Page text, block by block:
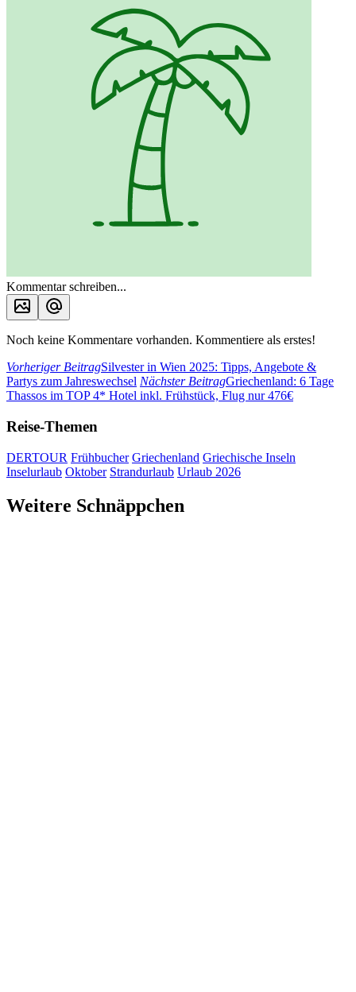
Kommentar schreiben...
Noch keine Kommentare vorhanden. Kommentiere als erstes!
Vorheriger BeitragSilvester in Wien 2025: Tipps, Angebote &
Partys zum Jahreswechsel Nächster BeitragGriechenland: 6 Tage
Thassos im TOP 4* Hotel inkl. Frühstück, Flug nur 476€
Reise-Themen
DERTOUR Frühbucher Griechenland Griechische Inseln
Inselurlaub Oktober Strandurlaub Urlaub 2026
Weitere Schnäppchen